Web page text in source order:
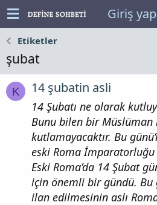
Giriş yap
Etiketler
şubat
K 14 şubatin asli
14 Şubatı ne olarak
Bunu bilen bir Müslüman
kutlamayacaktır. Bu
eski Roma İmparatorluğu
Eski Roma’da 14 Şubat
için önemli bir gündü. Bu
ilan edilmesinin aslı